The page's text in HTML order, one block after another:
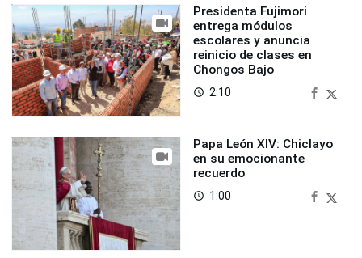
Presidenta Fujimori
entrega módulos
escolares y anuncia
reinicio de clases en
Chongos Bajo
access_time 2:10
Papa León XIV: Chiclayo
en su emocionante
recuerdo
access_time 1:00